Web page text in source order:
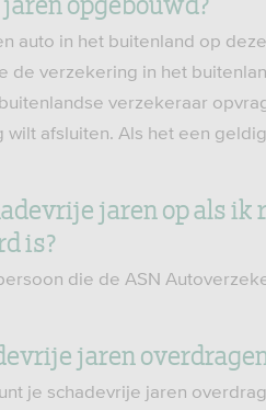
auto in het buitenland op
de verzekering in het
verzekeraar
afsluiten. Als het een
jaren op als
is?
die de ASN
jaren
je schadevrije jaren